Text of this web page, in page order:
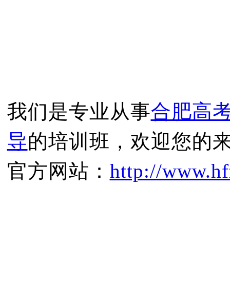
我们是专业从事合肥高
导的培训班，欢迎您的
官方网站： http://